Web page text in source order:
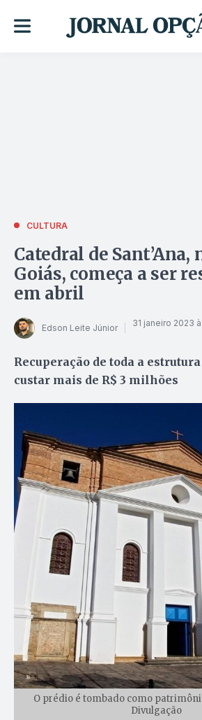
CULTURA
Catedral de Sant’Ana,
Goiás, começa a ser
em abril
Edson Leite Júnior 31 janeiro 2023
Recuperação de toda a
custar mais de R$ 3 milhões
O prédio é tombado como
Divulgação